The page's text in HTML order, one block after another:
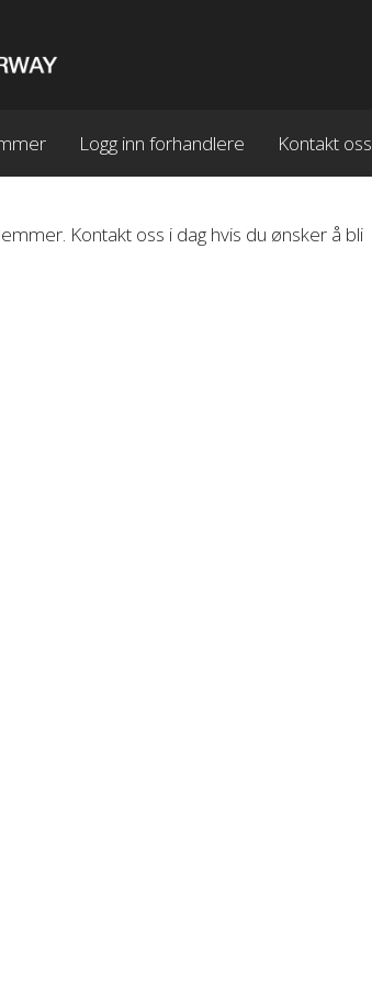
Logg inn forhandlere Kontakt oss
Kontakt oss i dag hvis du ønsker å bli